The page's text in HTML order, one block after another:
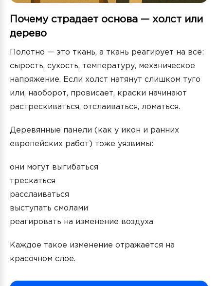
Почему страдает основа — холст или
дерево
Полотно — это ткань, а ткань реагирует на всё:
сырость, сухость, температуру, механическое
напряжение. Если холст натянут слишком туго
или, наоборот, провисает, краски начинают
растрескиваться, отслаиваться, ломаться.
Деревянные панели (как у икон и ранних
европейских работ) тоже уязвимы:
они могут выгибаться
трескаться
расслаиваться
выступать смолами
реагировать на изменение воздуха
Каждое такое изменение отражается на
красочном слое.